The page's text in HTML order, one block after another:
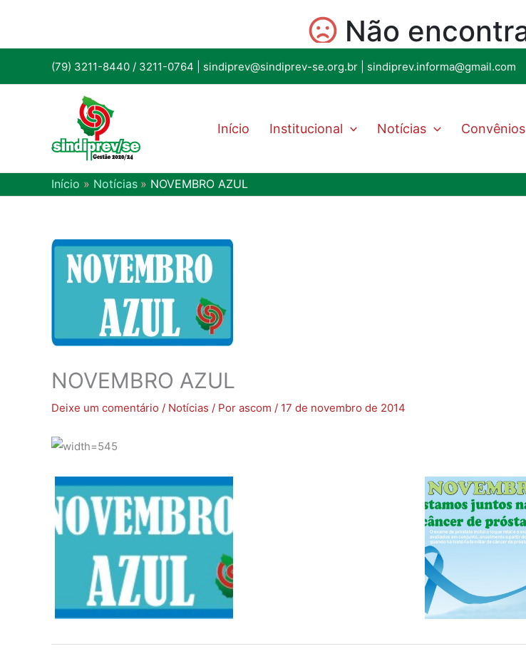
(79) 3211-8440 / 3211-0764 sindiprev@sindiprev-se.org.br sindiprev.informa@gmail.com
Início Institucional Notícias Convênios
Início Notícias NOVEMBRO AZUL
NOVEMBRO AZUL
Deixe um comentário / Notícias / Por ascom / 17 de novembro de 2014